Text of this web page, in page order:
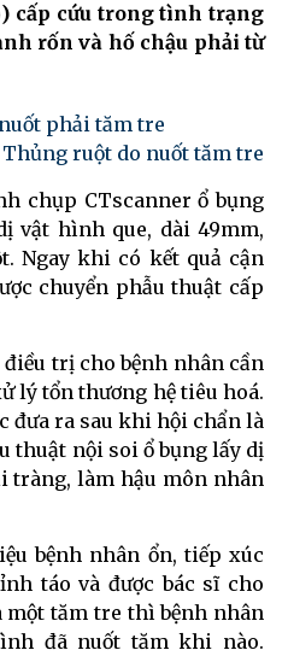
cấp cứu trong tình trạng
rốn và hố chậu phải từ
phải tăm tre
ruột do nuốt tăm tre
chụp CTscanner ổ bụng
vật hình que, dài 49mm,
Ngay khi có kết quả cận
chuyển phẫu thuật cấp
điều trị cho bệnh nhân cần
lý tổn thương hệ tiêu hoá.
đưa ra sau khi hội chẩn là
thuật nội soi ổ bụng lấy dị
tràng, làm hậu môn nhân
bệnh nhân ổn, tiếp xúc
táo và được bác sĩ cho
một tăm tre thì bệnh nhân
đã nuốt tăm khi nào.